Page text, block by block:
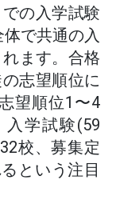
の入学試験
で共通の入
ます。合格
志望順位に
望順位1〜4
入学試験(59
校、募集定
という注目